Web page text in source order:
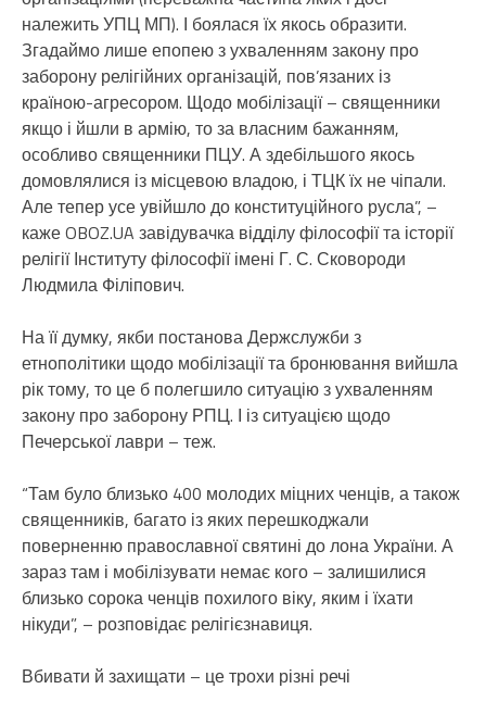
належить УПЦ МП). І боялася їх якось образити.
Згадаймо лише епопею з ухваленням закону про
заборону релігійних організацій, пов’язаних із
країною-агресором. Щодо мобілізації – священники
якщо і йшли в армію, то за власним бажанням,
особливо священники ПЦУ. А здебільшого якось
домовлялися із місцевою владою, і ТЦК їх не чіпали.
Але тепер усе увійшло до конституційного русла”, –
каже OBOZ.UA завідувачка відділу філософії та історії
релігії Інституту філософії імені Г. С. Сковороди
Людмила Філіпович.
На її думку, якби постанова Держслужби з
етнополітики щодо мобілізації та бронювання вийшла
рік тому, то це б полегшило ситуацію з ухваленням
закону про заборону РПЦ. І із ситуацією щодо
Печерської лаври – теж.
“Там було близько 400 молодих міцних ченців, а також
священників, багато із яких перешкоджали
поверненню православної святині до лона України. А
зараз там і мобілізувати немає кого – залишилися
близько сорока ченців похилого віку, яким і їхати
нікуди”, – розповідає релігієзнавиця.
Вбивати й захищати – це трохи різні речі